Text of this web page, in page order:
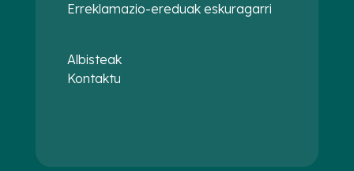
Erreklamazio-ereduak eskuragarri
Albisteak
Kontaktu